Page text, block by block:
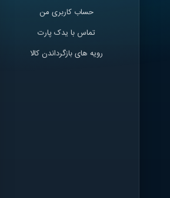
حساب کاربری من
تماس با یدک پارت
رویه های بازگرداندن کالا